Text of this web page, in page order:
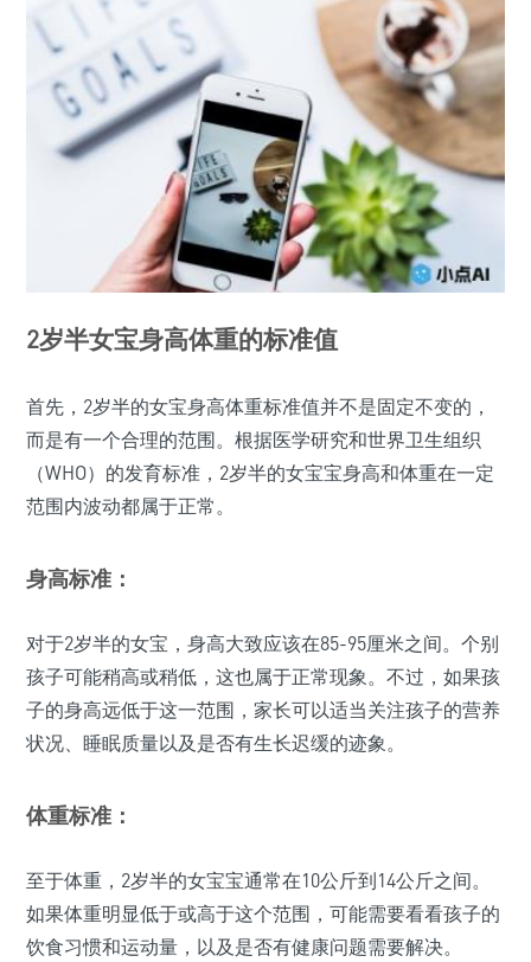
2岁半女宝身高体重的标准值
首先，2岁半的女宝身高体重标准值并不是固定不变的，
而是有一个合理的范围。根据医学研究和世界卫生组织
（WHO）的发育标准，2岁半的女宝宝身高和体重在一定
范围内波动都属于正常。
身高标准：
对于2岁半的女宝，身高大致应该在85-95厘米之间。个别
孩子可能稍高或稍低，这也属于正常现象。不过，如果孩
子的身高远低于这一范围，家长可以适当关注孩子的营养
状况、睡眠质量以及是否有生长迟缓的迹象。
体重标准：
至于体重，2岁半的女宝宝通常在10公斤到14公斤之间。
如果体重明显低于或高于这个范围，可能需要看看孩子的
饮食习惯和运动量，以及是否有健康问题需要解决。